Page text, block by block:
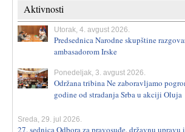
Aktivnosti
Utorak, 4. avgust 2026.
Predsednica Narodne skupštine
ambasadorom Irske
Ponedeljak, 3. avgust 2026.
Održana tribina Ne zaboravljamo
godine od stradanja Srba u akciji Oluja
Sreda, 29. jul 2026.